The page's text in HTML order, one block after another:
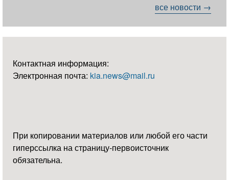
все новости →
Контактная информация:
Электронная почта: kia.news@mail.ru
При копировании материалов или любой его части
гиперссылка на страницу-первоисточник
обязательна.